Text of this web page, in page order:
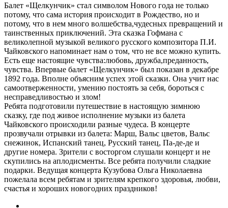
Балет «Щелкунчик» стал символом Нового года не только
потому, что сама история происходит в Рождество, но и
потому, что в нем много волшебства,чудесных превращений и
таинственных приключений. Эта сказка Гофмана с
великолепной музыкой великого русского композитора П.И.
Чайковского напоминает нам о том, что не все можно купить.
Есть еще настоящие чувства:любовь, дружба,преданность,
чувства. Впервые балет «Щелкунчик» был показан в декабре
1892 года. Вполне объясним успех этой сказки. Она учит нас
самоотверженности, умению постоять за себя, бороться с
несправедливостью и злом!
Ребята подготовили путешествие в настоящую зимнюю
сказку, где под живое исполнение музыки из балета
Чайковского происходили разные чудеса. В концерте
прозвучали отрывки из балета: Марш, Вальс цветов, Вальс
снежинок, Испанский танец, Русский танец, Па-де-де и
другие номера. Зрители с восторгом слушали концерт и не
скупились на аплодисменты. Все ребята получили сладкие
подарки. Ведущая концерта Кузубова Ольга Николаевна
пожелала всем ребятам и зрителям крепкого здоровья, любви,
счастья и хороших новогодних праздников!